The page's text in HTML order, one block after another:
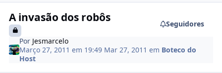
A invasão dos robôs
Seguidores
Por Jesmarcelo
Março 27, 2011 em 19:49 Mar 27, 2011 em Boteco do
Host